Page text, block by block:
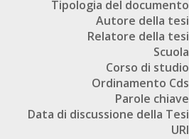
Tipologia del documento
Autore della tesi
Relatore della tesi
Scuola
Corso di studio
Ordinamento Cds
Parole chiave
Data di discussione della Tesi
URI